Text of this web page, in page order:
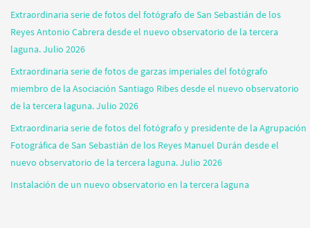
Extraordinaria serie de fotos del fotógrafo de San Sebastián de los
Reyes Antonio Cabrera desde el nuevo observatorio de la tercera
laguna. Julio 2026
Extraordinaria serie de fotos de garzas imperiales del fotógrafo
miembro de la Asociación Santiago Ribes desde el nuevo observatorio
de la tercera laguna. Julio 2026
Extraordinaria serie de fotos del fotógrafo y presidente de la Agrupación
Fotográfica de San Sebastián de los Reyes Manuel Durán desde el
nuevo observatorio de la tercera laguna. Julio 2026
Instalación de un nuevo observatorio en la tercera laguna